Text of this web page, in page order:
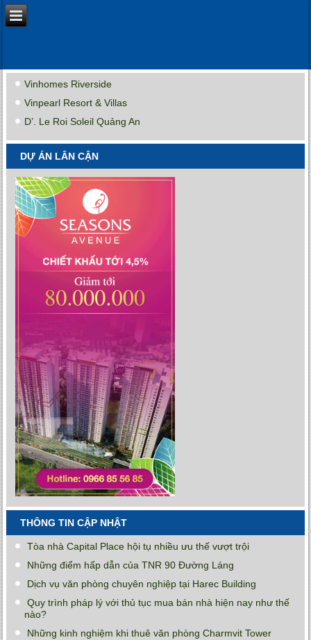
Vinhomes Riverside
Vinpearl Resort & Villas
D’. Le Roi Soleil Quảng An
DỰ ÁN LÂN CẬN
THÔNG TIN CẬP NHẬT
Tòa nhà Capital Place hội tụ nhiều ưu thế vượt trội
Những điểm hấp dẫn của TNR 90 Đường Láng
Dịch vụ văn phòng chuyên nghiệp tại Harec Building
Quy trình pháp lý với thủ tục mua bán nhà hiện nay như thế
nào?
Những kinh nghiệm khi thuê văn phòng Charmvit Tower